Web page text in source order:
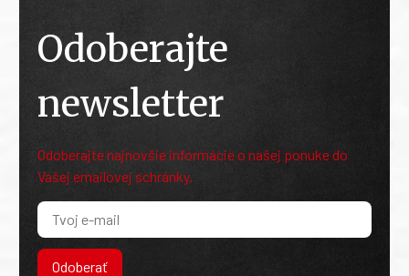
Odoberajte
newsletter
Odoberajte najnovšie informácie o našej ponuke do
Vašej emailovej schránky.
Odoberať